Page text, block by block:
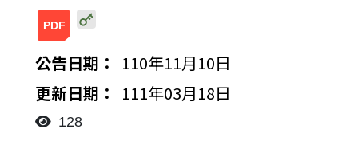
20220318141422801444.pdf
110年11月10日
111年03月18日
128